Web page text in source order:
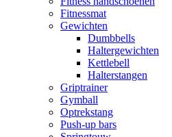
Fitnessmat
Gewichten
Dumbbells
Haltergewichten
Kettlebell
Halterstangen
Griptrainer
Gymball
Optrekstang
Push-up bars